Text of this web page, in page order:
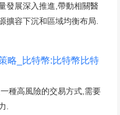
發展深入推進,帶動相關醫
擴容下沉和區域均衡布局.
略_比特幣:比特幣比特
種高風險的交易方式,需要
.